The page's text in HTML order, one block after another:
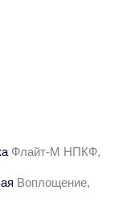
Флайт-М НПКФ,
Воплощение,